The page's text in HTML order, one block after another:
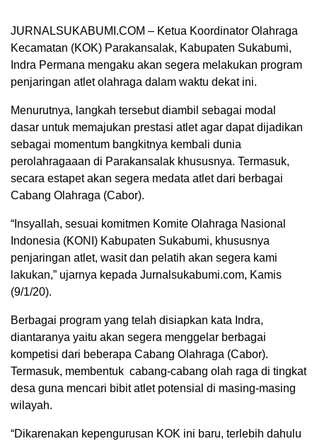
JURNALSUKABUMI.COM – Ketua Koordinator Olahraga
Kecamatan (KOK) Parakansalak, Kabupaten Sukabumi,
Indra Permana mengaku akan segera melakukan program
penjaringan atlet olahraga dalam waktu dekat ini.
Menurutnya, langkah tersebut diambil sebagai modal
dasar untuk memajukan prestasi atlet agar dapat dijadikan
sebagai momentum bangkitnya kembali dunia
perolahragaaan di Parakansalak khususnya. Termasuk,
secara estapet akan segera medata atlet dari berbagai
Cabang Olahraga (Cabor).
“Insyallah, sesuai komitmen Komite Olahraga Nasional
Indonesia (KONI) Kabupaten Sukabumi, khususnya
penjaringan atlet, wasit dan pelatih akan segera kami
lakukan,” ujarnya kepada Jurnalsukabumi.com, Kamis
(9/1/20).
Berbagai program yang telah disiapkan kata Indra,
diantaranya yaitu akan segera menggelar berbagai
kompetisi dari beberapa Cabang Olahraga (Cabor).
Termasuk, membentuk cabang-cabang olah raga di tingkat
desa guna mencari bibit atlet potensial di masing-masing
wilayah.
“Dikarenakan kepengurusan KOK ini baru, terlebih dahulu